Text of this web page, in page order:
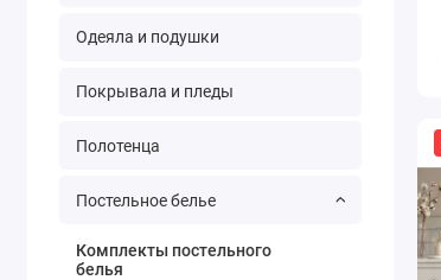
Одеяла и подушки
Покрывала и пледы
Полотенца
Постельное белье
Комплекты постельного
белья